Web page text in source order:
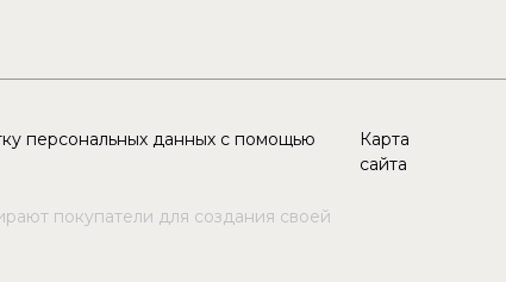
персональных данных с помощью
Карта
сайта
покупатели для создания своей